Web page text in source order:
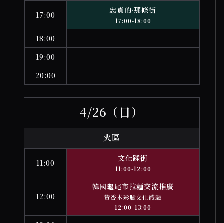
17:00 忠貞的·那條街
17:00-18:00
18:00
19:00
20:00
4/26（日）
火區
11:00 文化踩街
11:00-12:00
12:00
韓國龜尾市拉麵交流推廣
黃香木彩臉文化體驗
12:00-13:00